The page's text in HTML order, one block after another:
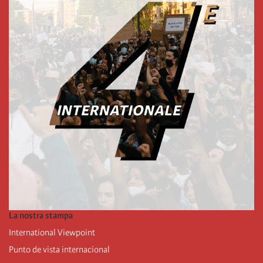
La nostra stampa
International Viewpoint
Punto de vista internacional